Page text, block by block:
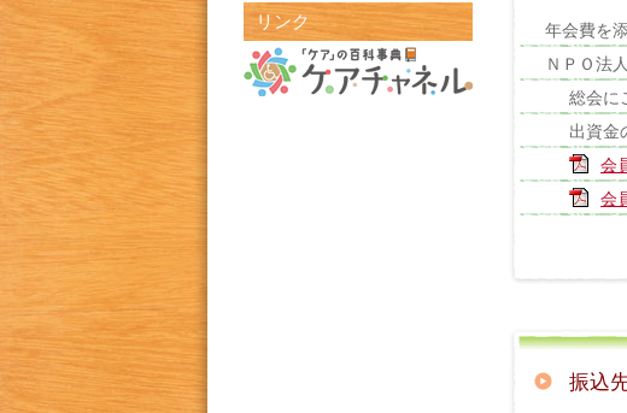
年会費を
ＮＰＯ法
総会に
出資金
会
会
振込
リンク